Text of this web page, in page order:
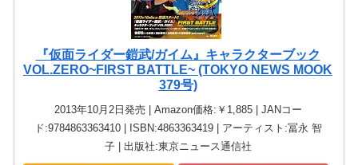
『仮面ライダー鎧武/ガイム』キャラクターブック
VOL.ZERO~FIRST BATTLE~ (TOKYO NEWS MOOK
379号)
2013年10月2日発売 | Amazon価格:￥1,885 | JANコー
ド:9784863363410 | ISBN:4863363419 | アーティスト:冨永 智
子 | 出版社:東京ニュース通信社